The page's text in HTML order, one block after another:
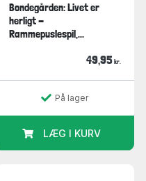
Bondegården: Livet er
herligt -
Rammepuslespil,...
49,95 kr.
På lager
LÆG I KURV